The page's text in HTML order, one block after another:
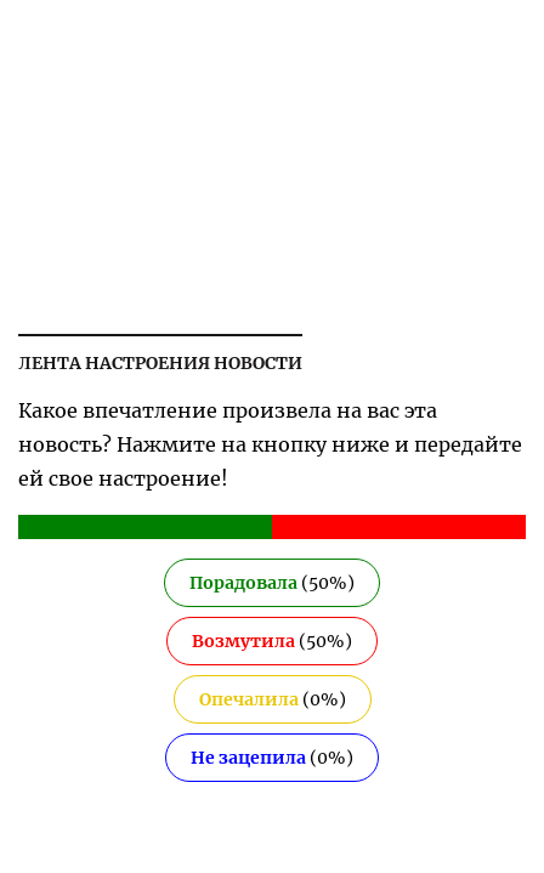
ЛЕНТА НАСТРОЕНИЯ НОВОСТИ
Какое впечатление произвела на вас эта
новость? Нажмите на кнопку ниже и передайте
ей свое настроение!
Порадовала (50%)
Возмутила (50%)
Опечалила(0%)
Не зацепила (0%)